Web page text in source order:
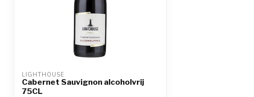
LIGHTHOUSE
Cabernet Sauvignon alcoholvrij
75CL